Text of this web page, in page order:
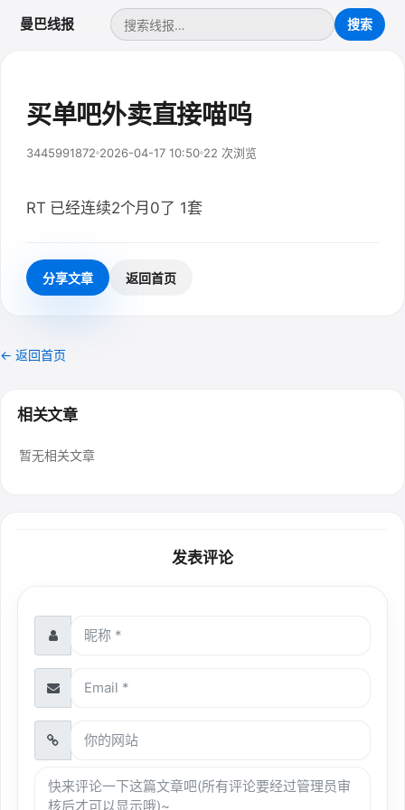
曼巴线报
买单吧外卖直接喵呜
3445991872 2026-04-17 10:50 22 次浏览
RT 已经连续2个月0了 1套
分享文章 返回首页
← 返回首页
相关文章
暂无相关文章
发表评论